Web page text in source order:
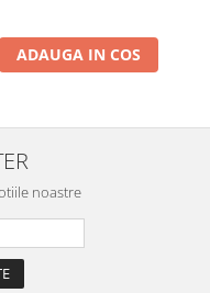
ADAUGA IN COS
noastre